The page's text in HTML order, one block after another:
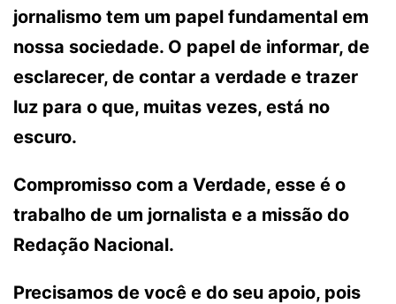
jornalismo tem um papel fundamental em
nossa sociedade. O papel de informar, de
esclarecer, de contar a verdade e trazer
luz para o que, muitas vezes, está no
escuro.
Compromisso com a Verdade, esse é o
trabalho de um jornalista e a missão do
Redação Nacional.
Precisamos de você e do seu apoio, pois